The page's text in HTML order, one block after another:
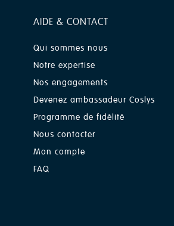
AIDE & CONTACT
Qui sommes nous
Notre expertise
Nos engagements
Devenez ambassadeur Coslys
Programme de fidélité
Nous contacter
Mon compte
FAQ